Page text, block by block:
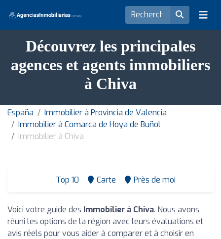
Découvrez les principales
agences et agents immobiliers
à Chiva
España
Immobilier à Provincia de Valencia
Immobilier à Comarca de Hoya de Buñol
Immobilier à Chiva
Top 10 Carte Près de moi
Voici votre guide des Immobilier à Chiva. Nous avons
réuni les options de la région avec leurs évaluations et
avis réels pour vous aider à comparer et à choisir en